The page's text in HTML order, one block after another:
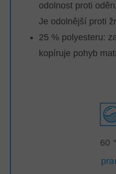
odolnost proti
Je odolnější proti
25 % polyesteru:
kopíruje pohyb
60